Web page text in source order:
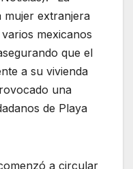
mujer extranjera
mexicanos
que el
a su vivienda
una
de Playa
a circular